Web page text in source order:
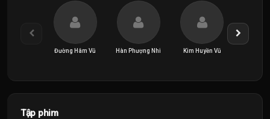
Đường Hâm Vũ Hàn Phượng Nhi Kim Huyền Vũ
Tập phim